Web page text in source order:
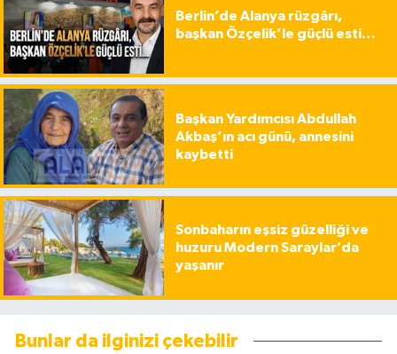
Berlin’de Alanya rüzgârı,
başkan Özçelik’le güçlü esti…
Başkan Yardımcısı Abdullah
Akbaş’ın acı günü, annesini
kaybetti
Sonbaharın eşsiz güzelliği ve
huzuru Modern Saraylar’da
yaşanır
Bunlar da ilginizi çekebilir